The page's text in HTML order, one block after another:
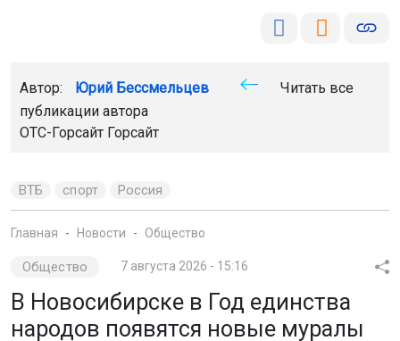
Автор: Юрий Бессмельцев
Читать все
публикации автора
ОТС-Горсайт Горсайт
ВТБ спорт Россия
Главная Новости Общество
Общество 7 августа 2026 - 15:16
В Новосибирске в Год единства
народов появятся новые муралы